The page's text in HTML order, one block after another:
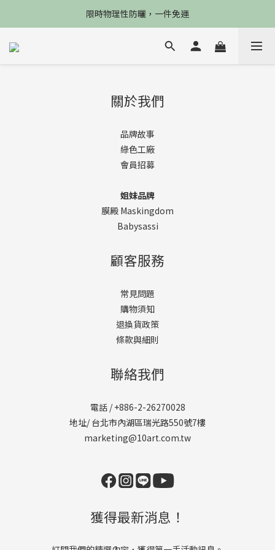
限4天，任選兩件88折，最高再贈$2800
限時物理性防曬，一件免運
加入會員立德$100購物金
限4天，任選兩件88折，最高再贈$2800
關於我們
品牌故事
綠色工廠
會員招募
姐妹品牌
膜殿 Maskingdom
Babysassi
顧客服務
常見問題
購物須知
退換貨政策
條款與細則
聯絡我們
電話 / +886-2-26270028
地址/ 台北市內湖區瑞光路550號7樓
marketing@10art.com.tw
獲得最新消息！